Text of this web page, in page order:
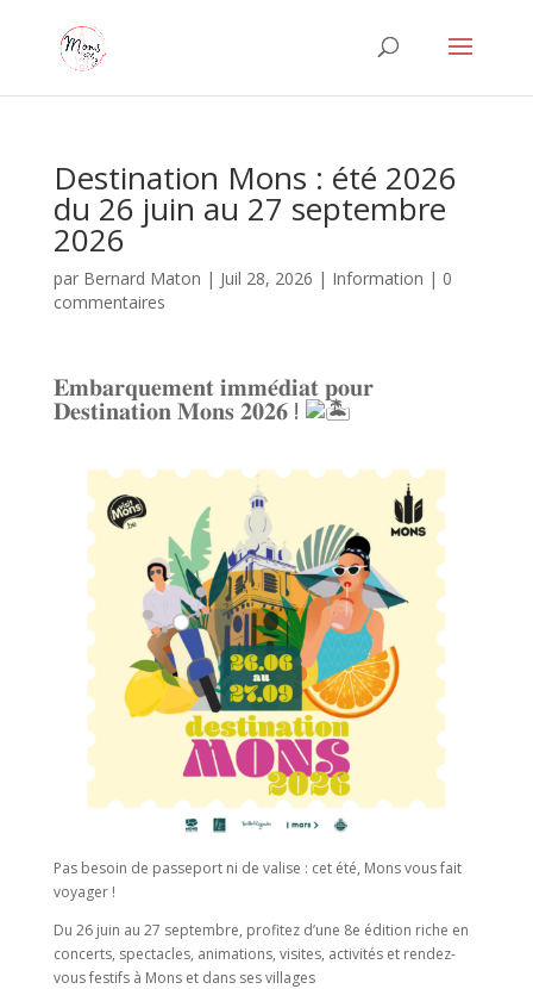
Destination Mons : été 2026
du 26 juin au 27 septembre
2026
par Bernard Maton | Juil 28, 2026 | Information | 0
commentaires
𝐄𝐦𝐛𝐚𝐫𝐪𝐮𝐞𝐦𝐞𝐧𝐭 𝐢𝐦𝐦𝐞́𝐝𝐢𝐚𝐭 𝐩𝐨𝐮𝐫
𝐃𝐞𝐬𝐭𝐢𝐧𝐚𝐭𝐢𝐨𝐧 𝐌𝐨𝐧𝐬 𝟐𝟎𝟐𝟔 !
Pas besoin de passeport ni de valise : cet été, Mons vous fait
voyager !
Du 26 juin au 27 septembre, profitez d’une 8e édition riche en
concerts, spectacles, animations, visites, activités et rendez-
vous festifs à Mons et dans ses villages